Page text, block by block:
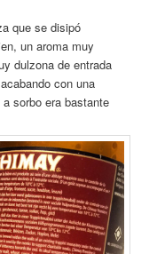
que se disipó
un aroma muy
dulzona de entrada
con una
sorbo era bastante